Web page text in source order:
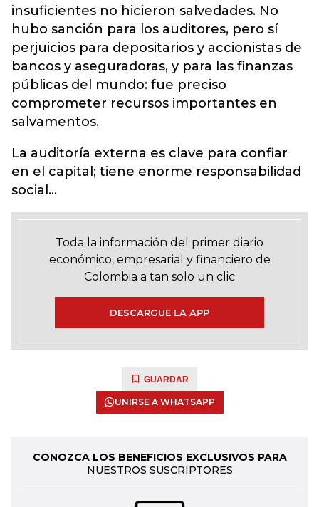
insuficientes no hicieron salvedades. No
hubo sanción para los auditores, pero sí
perjuicios para depositarios y accionistas de
bancos y aseguradoras, y para las finanzas
públicas del mundo: fue preciso
comprometer recursos importantes en
salvamentos.
La auditoría externa es clave para confiar
en el capital; tiene enorme responsabilidad
social…
Toda la información del primer diario
económico, empresarial y financiero de
Colombia a tan solo un clic
DESCARGUE LA APP
GUARDAR
UNIRSE A WHATSAPP
CONOZCA LOS BENEFICIOS EXCLUSIVOS PARA
NUESTROS SUSCRIPTORES